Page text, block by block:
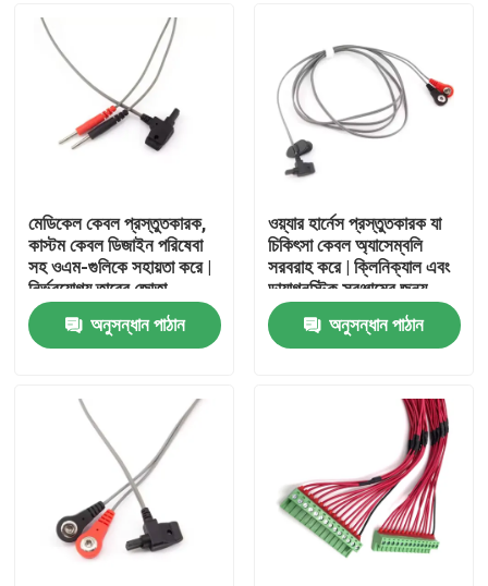
আমাদের সম্পর্কে
মেডিকেল কেবল প্রস্তুতকারক,
কাস্টম কেবল ডিজাইন পরিষেবা
সহ ওএম-গুলিকে সহায়তা করে |
নির্ভরযোগ্য তারের জোতা
প্রস্তুতকারক, জীবন রক্ষাকারী
প্রযুক্তির জন্য পরিচ্ছন্ন কক্ষ
অ্যাসেম্বলি এবং ধারাবাহিক
অনুসন্ধান পাঠান
ওয়্যার হার্নেস প্রস্তুতকারক যা
চিকিৎসা কেবল অ্যাসেম্বলি
সরবরাহ করে | ক্লিনিক্যাল এবং
ডায়াগনস্টিক সরঞ্জামের জন্য
সিই-প্রত্যয়িত চিকিৎসা কেবল
প্রস্তুতকারকের পটভূমির সাথে
কাস্টম কেবল ডিজাইনে বিশেষজ্ঞ
অনুসন্ধান পাঠান